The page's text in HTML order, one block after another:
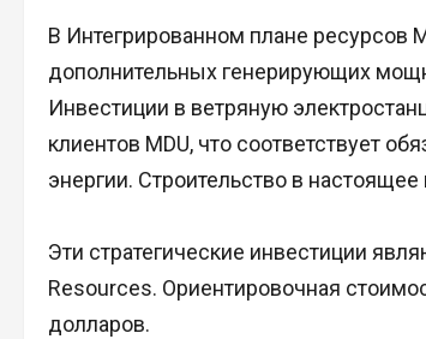
В Интегрированном плане ресурсов
дополнительных генерирующих
Инвестиции в ветряную
клиентов MDU, что соответствует
энергии. Строительство в
Эти стратегические инвестиции
Resources. Ориентировочная
долларов.